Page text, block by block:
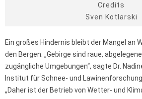
Credits
Sven Kotlarski
Ein großes Hindernis bleibt der Mangel an
den Bergen. „Gebirge sind raue,
zugängliche Umgebungen“, sagte Dr.
Institut für Schnee- und Lawinenforschung
„Daher ist der Betrieb von Wetter- und